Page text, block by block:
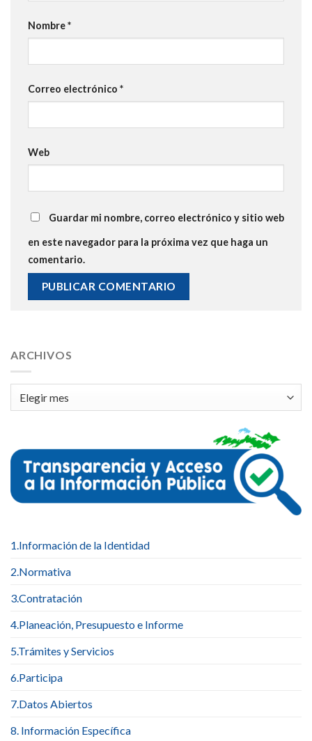
Nombre*
Correo electrónico *
Web
Guardar mi nombre, correo electrónico y sitio web
en este navegador para la próxima vez que haga un
comentario.
ARCHIVOS
1.Información de la Identidad
2.Normativa
3.Contratación
4.Planeación, Presupuesto e Informe
5.Trámites y Servicios
6.Participa
7.Datos Abiertos
8. Información Específica